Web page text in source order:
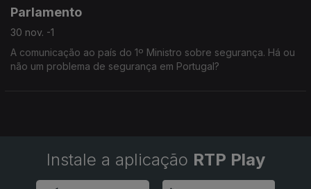
Parlamento
30 nov. -1
A comunicação ao país do 1º Ministro sobre segurança. Há ou
não um problema de segurança em Portugal?
Instale a aplicação RTP Play